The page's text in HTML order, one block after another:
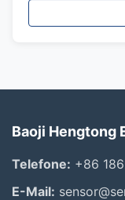
Baoji Hengtong
Telefone: +86
E-Mail: